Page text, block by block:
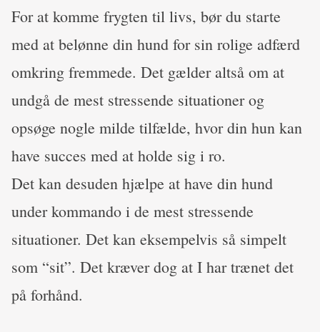
For at komme frygten til livs, bør du starte
med at belønne din hund for sin rolige adfærd
omkring fremmede. Det gælder altså om at
undgå de mest stressende situationer og
opsøge nogle milde tilfælde, hvor din hun kan
have succes med at holde sig i ro.
Det kan desuden hjælpe at have din hund
under kommando i de mest stressende
situationer. Det kan eksempelvis så simpelt
som “sit”. Det kræver dog at I har trænet det
på forhånd.